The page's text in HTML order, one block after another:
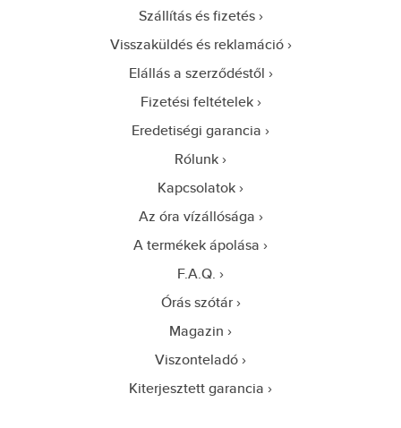
Szállítás és fizetés
Visszaküldés és reklamáció
Elállás a szerződéstől
Fizetési feltételek
Eredetiségi garancia
Rólunk
Kapcsolatok
Az óra vízállósága
A termékek ápolása
F.A.Q.
Órás szótár
Magazin
Viszonteladó
Kiterjesztett garancia